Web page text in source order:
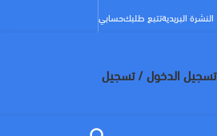
النشرة البريديةتتبع طلبكحسابي
تسجيل الدخول / تسجيل